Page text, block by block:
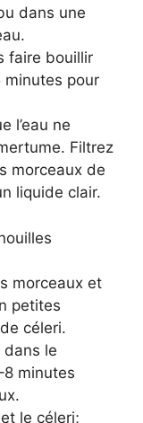
dans une
faire bouillir
minutes pour
l’eau ne
Filtrez
morceaux de
liquide clair.
morceaux et
petites
céleri.
dans le
minutes
le céleri;